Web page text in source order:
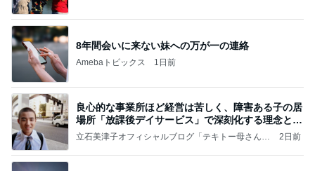
8年間会いに来ない妹への万が一の連絡
Amebaトピックス 1日前
良心的な事業所ほど経営は苦しく、障害ある子の居
場所「放課後デイサービス」で深刻化する理念と現
実の
立石美津子オフィシャルブログ「テキトー母さんの
2日前